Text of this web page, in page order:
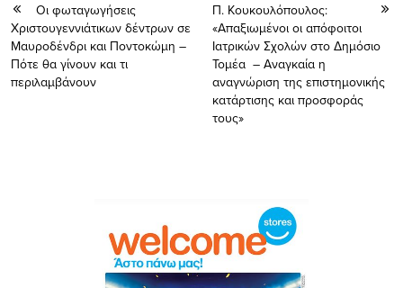
Οι φωταγωγήσεις
Χριστουγεννιάτικων δέντρων σε
Μαυροδένδρι και Ποντοκώμη –
Πότε θα γίνουν και τι
περιλαμβάνουν
Π. Κουκουλόπουλος:
«Απαξιωμένοι οι απόφοιτοι
Ιατρικών Σχολών στο Δημόσιο
Τομέα – Αναγκαία η
αναγνώριση της επιστημονικής
κατάρτισης και προσφοράς
τους»